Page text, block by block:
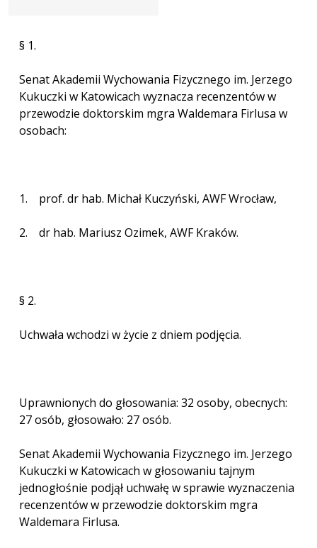
§ 1.
Senat Akademii Wychowania Fizycznego im. Jerzego
Kukuczki w Katowicach wyznacza recenzentów w
przewodzie doktorskim mgra Waldemara Firlusa w
osobach:
1. prof. dr hab. Michał Kuczyński, AWF Wrocław,
2. dr hab. Mariusz Ozimek, AWF Kraków.
§ 2.
Uchwała wchodzi w życie z dniem podjęcia.
Uprawnionych do głosowania: 32 osoby, obecnych:
27 osób, głosowało: 27 osób.
Senat Akademii Wychowania Fizycznego im. Jerzego
Kukuczki w Katowicach w głosowaniu tajnym
jednogłośnie podjął uchwałę w sprawie wyznaczenia
recenzentów w przewodzie doktorskim mgra
Waldemara Firlusa.